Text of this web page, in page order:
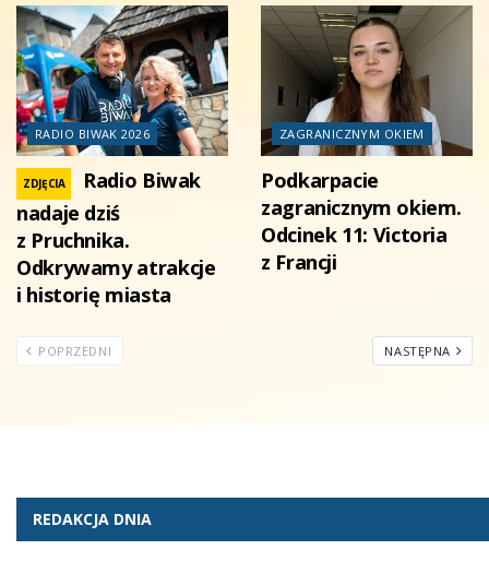
RADIO BIWAK 2026
ZDJĘCIA
Radio Biwak
nadaje dziś
z Pruchnika.
Odkrywamy atrakcje
i historię miasta
ZAGRANICZNYM OKIEM
Podkarpacie
zagranicznym okiem.
Odcinek 11: Victoria
z Francji
POPRZEDNI NASTĘPNA
REDAKCJA DNIA